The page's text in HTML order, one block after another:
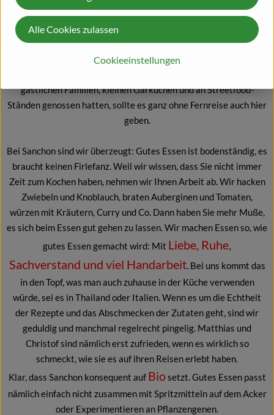
ein weltenbummelnder Koch, der Lust hatte, sie zuzubereiten.
Das machte er so, dass schnell immer mehr Menschen auf den
Geschmack kamen. Mit Christof Henne stieß ein weiterer
kocherfahrener Globetrotter dazu. Es entstand die gemeinsame
gastlichen Familien, kleinen Garküchen und an Streetfood-
Ständen genossen hatten, sollte es ganz ohne Fernreise auch hier
geben.
Bei Sanchon sind wir überzeugt: Gutes Essen ist bodenständig, es
braucht keinen Firlefanz. Weil wir wissen, dass Sie nicht immer
Zeit zum Kochen haben, nehmen wir Ihnen Arbeit ab. Wir hacken
Zwiebeln und Knoblauch, braten Auberginen und Tomaten,
würzen mit Kräutern, Curry und Co. Dann haben Sie mehr Muße,
es sich beim Essen gut gehen zu lassen. Wir machen Essen so, wie
gutes Essen gemacht wird: Mit Liebe, Ruhe,
Sachverstand und viel Handarbeit. Bei uns kommt das
in den Topf, was man auch zuhause in der Küche verwenden
würde, sei es in Thailand oder Italien. Wenn es um die Echtheit
der Rezepte und das Abschmecken der Zutaten geht, sind wir
geduldig und manchmal regelrecht pingelig. Matthias und
Christof sind nämlich erst zufrieden, wenn es wirklich so
schmeckt, wie sie es auf ihren Reisen erlebt haben.
Klar, dass Sanchon konsequent auf Biosetzt. Gutes Essen passt
nämlich einfach nicht zusammen mit Spritzmitteln auf dem Acker
oder Experimentieren an Pflanzengenen.
Cookieeinstellungen
Alle Cookies zulassen